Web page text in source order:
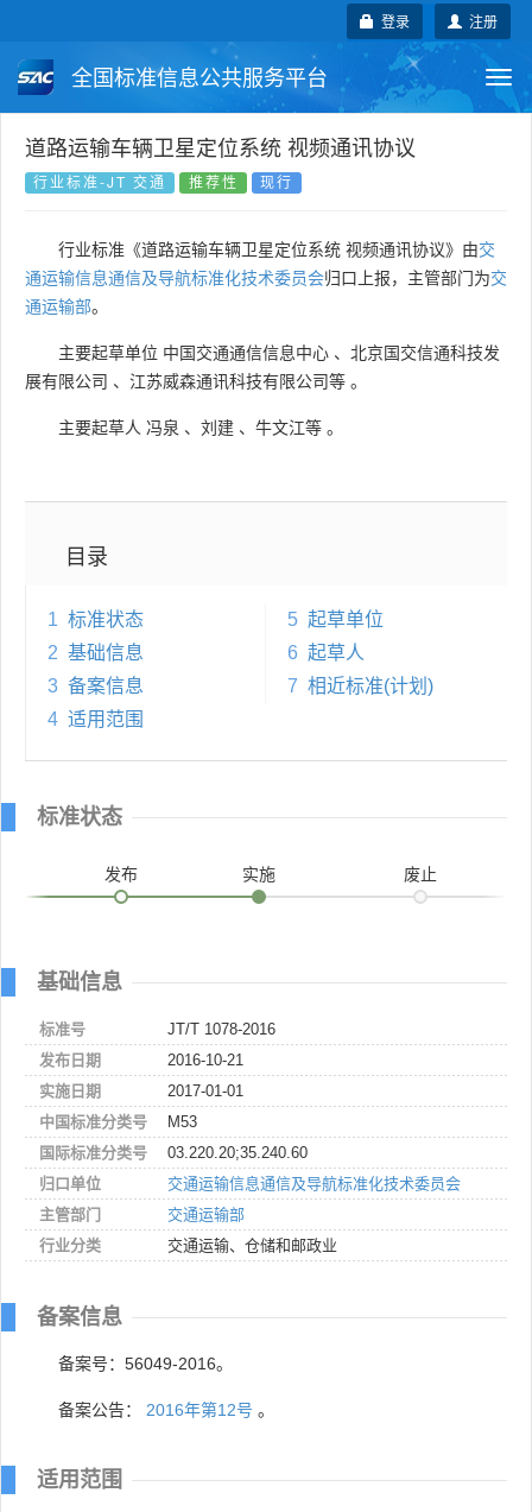
注册
登录
全国标准信息公共服务平台
国家标准 行业标准 地方标准
国外标准 技术委员会
道路运输车辆卫星定位系统 视频通讯协议
行业标准-JT 交通 推荐性 现行
行业标准《道路运输车辆卫星定位系统 视频通讯协议》由交
通运输信息通信及导航标准化技术委员会归口上报，主管部门为交
通运输部。
主要起草单位 中国交通通信信息中心 、 北京国交信通科技发
展有限公司 、 江苏威森通讯科技有限公司等 。
主要起草人 冯泉 、 刘建 、 牛文江等 。
目录
1 标准状态
2 基础信息
3 备案信息
4 适用范围
5 起草单位
6 起草人
7 相近标准(计划)
标准状态
发布 实施 废止
基础信息
标准号
JT/T 1078-2016
发布日期
2016-10-21
实施日期
2017-01-01
中国标准分类号
M53
国际标准分类号
03.220.20;35.240.60
归口单位
交通运输信息通信及导航标准化技术委员会
主管部门
交通运输部
行业分类
交通运输、仓储和邮政业
备案信息
备案号：56049-2016。
备案公告： 2016年第12号 。
适用范围